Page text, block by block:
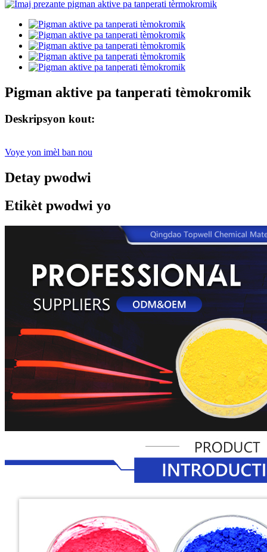
Pigman aktive pa tanperati tèmokromik
Deskripsyon kout:
Voye yon imèl ban nou
Detay pwodwi
Etikèt pwodwi yo